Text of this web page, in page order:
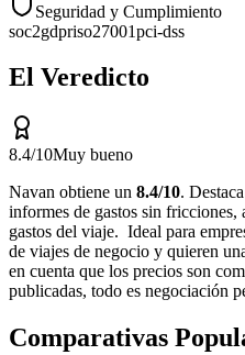
Seguridad y Cumplimiento
soc2gdpriso27001pci-dss
El Veredicto
8.4/10Muy bueno
Navan obtiene un 8.4/10.
informes de gastos sin
gastos del viaje. Ideal para
de viajes de negocio y quieren
en cuenta que los precios son
publicadas, todo es negociación
Comparativas